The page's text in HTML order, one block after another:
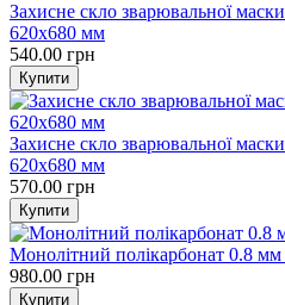
Захисне скло зварювальної
620x680 мм
540.00 грн
Захисне скло зварювальної
620x680 мм
570.00 грн
Монолітний полікарбонат 0.8
980.00 грн